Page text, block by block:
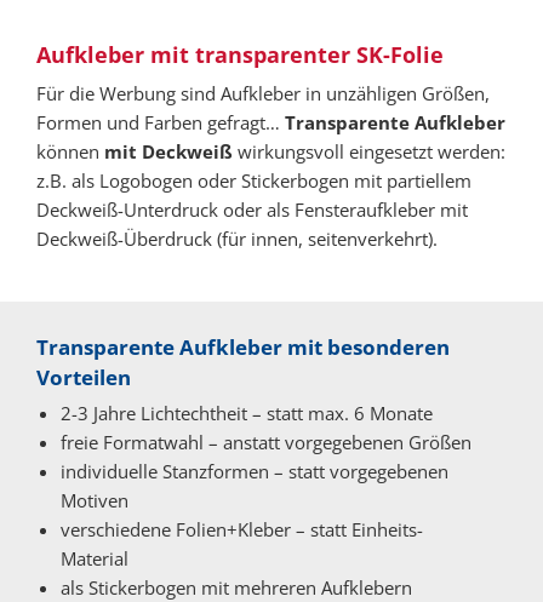
Aufkleber mit transparenter SK-Folie
Für die Werbung sind Aufkleber in unzähligen Größen,
Formen und Farben gefragt… Transparente Aufkleber
können mit Deckweiß wirkungsvoll eingesetzt werden:
z.B. als Logobogen oder Stickerbogen mit partiellem
Deckweiß-Unterdruck oder als Fensteraufkleber mit
Deckweiß-Überdruck (für innen, seitenverkehrt).
Transparente Aufkleber mit besonderen
Vorteilen
2-3 Jahre Lichtechtheit – statt max. 6 Monate
freie Formatwahl – anstatt vorgegebenen Größen
individuelle Stanzformen – statt vorgegebenen
Motiven
verschiedene Folien+Kleber – statt Einheits-
Material
als Stickerbogen mit mehreren Aufklebern